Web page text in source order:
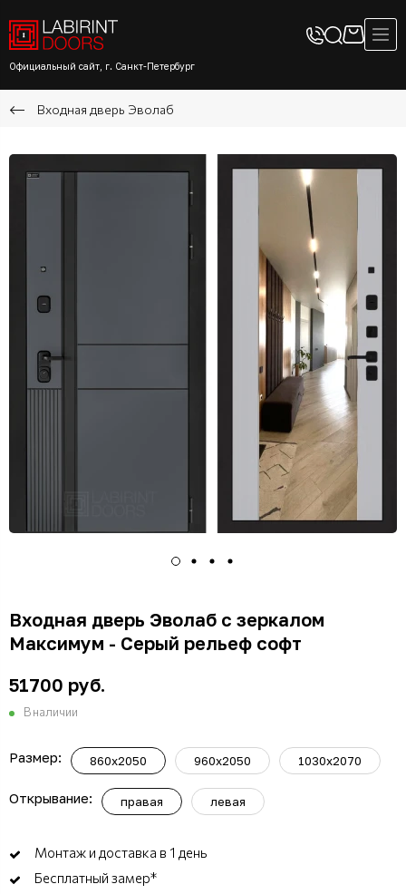
Официальный сайт, г. Санкт-Петербург
Входная дверь Эволаб
Входная дверь Эволаб с зеркалом
Максимум - Серый рельеф софт
51700 руб.
В наличии
Размер: 860x2050 960x2050 1030x2070
Открывание: правая левая
Монтаж и доставка в 1 день
Бесплатный замер*